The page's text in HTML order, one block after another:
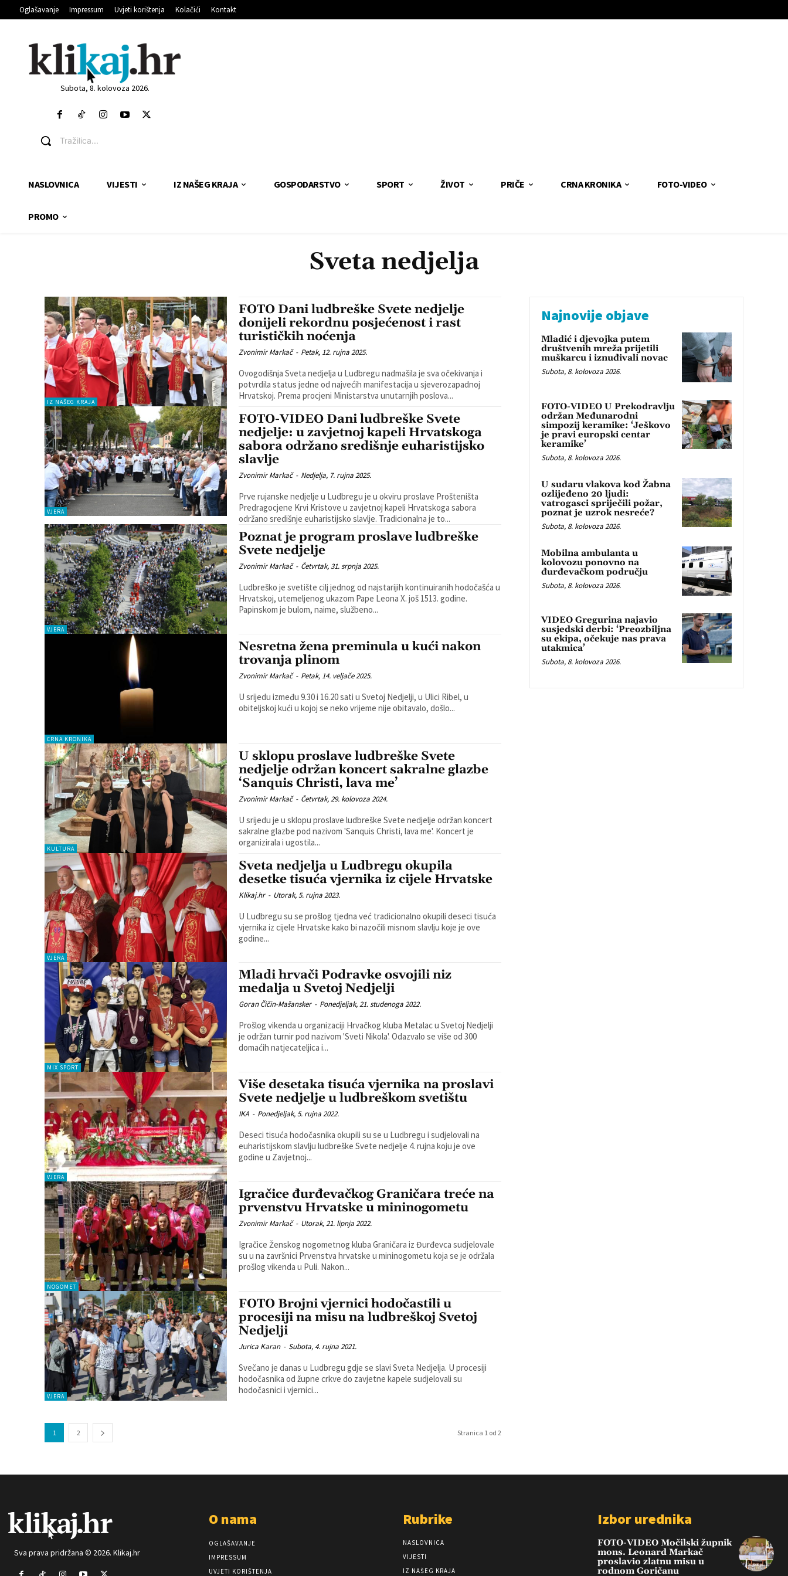
Oglašavanje Impressum Uvjeti korištenja Kolačići Kontakt
Subota, 8. kolovoza 2026.
Tražilica...
NASLOVNICA VIJESTI IZ NAŠEG KRAJA GOSPODARSTVO SPORT ŽIVOT PRIČE CRNA KRONIKA FOTO-VIDEO
PROMO
Sveta nedjelja
IZ NAŠEG KRAJA
FOTO Dani ludbreške Svete nedjelje
donijeli rekordnu posjećenost i rast
turističkih noćenja
Zvonimir Markač - Petak, 12. rujna 2025.
Ovogodišnja Sveta nedjelja u Ludbregu nadmašila je sva očekivanja i
potvrdila status jedne od najvećih manifestacija u sjeverozapadnoj
Hrvatskoj. Prema procjeni Ministarstva unutarnjih poslova...
VJERA
FOTO-VIDEO Dani ludbreške Svete
nedjelje: u zavjetnoj kapeli Hrvatskoga
sabora održano središnje euharistijsko
slavlje
Zvonimir Markač - Nedjelja, 7. rujna 2025.
Prve rujanske nedjelje u Ludbregu je u okviru proslave Prošteništa
Predragocjene Krvi Kristove u zavjetnoj kapeli Hrvatskoga sabora
održano središnje euharistijsko slavlje. Tradicionalna je to...
VJERA
Poznat je program proslave ludbreške
Svete nedjelje
Zvonimir Markač - Četvrtak, 31. srpnja 2025.
Ludbreško je svetište cilj jednog od najstarijih kontinuiranih hodočašća u
Hrvatskoj, utemeljenog ukazom Pape Leona X. još 1513. godine.
Papinskom je bulom, naime, službeno...
CRNA KRONIKA
Nesretna žena preminula u kući nakon
trovanja plinom
Zvonimir Markač - Petak, 14. veljače 2025.
U srijedu između 9.30 i 16.20 sati u Svetoj Nedjelji, u Ulici Ribel, u
obiteljskoj kući u kojoj se neko vrijeme nije obitavalo, došlo...
KULTURA
U sklopu proslave ludbreške Svete
nedjelje održan koncert sakralne glazbe
‘Sanquis Christi, lava me’
Zvonimir Markač - Četvrtak, 29. kolovoza 2024.
U srijedu je u sklopu proslave ludbreške Svete nedjelje održan koncert
sakralne glazbe pod nazivom 'Sanquis Christi, lava me'. Koncert je
organizirala i ugostila...
VJERA
Sveta nedjelja u Ludbregu okupila
desetke tisuća vjernika iz cijele Hrvatske
Klikaj.hr - Utorak, 5. rujna 2023.
U Ludbregu su se prošlog tjedna već tradicionalno okupili deseci tisuća
vjernika iz cijele Hrvatske kako bi nazočili misnom slavlju koje je ove
godine...
MIX SPORT
Mladi hrvači Podravke osvojili niz
medalja u Svetoj Nedjelji
Goran Čičin-Mašansker - Ponedjeljak, 21. studenoga 2022.
Prošlog vikenda u organizaciji Hrvačkog kluba Metalac u Svetoj Nedjelji
je održan turnir pod nazivom 'Sveti Nikola'. Odazvalo se više od 300
domaćih natjecateljica i...
VJERA
Više desetaka tisuća vjernika na proslavi
Svete nedjelje u ludbreškom svetištu
IKA - Ponedjeljak, 5. rujna 2022.
Deseci tisuća hodočasnika okupili su se u Ludbregu i sudjelovali na
euharistijskom slavlju ludbreške Svete nedjelje 4. rujna koju je ove
godine u Zavjetnoj...
NOGOMET
Igračice đurđevačkog Graničara treće na
prvenstvu Hrvatske u mininogometu
Zvonimir Markač - Utorak, 21. lipnja 2022.
Igračice Ženskog nogometnog kluba Graničara iz Đurđevca sudjelovale
su u na završnici Prvenstva hrvatske u mininogometu koja se je održala
prošlog vikenda u Puli. Nakon...
VJERA
FOTO Brojni vjernici hodočastili u
procesiji na misu na ludbreškoj Svetoj
Nedjelji
Jurica Karan - Subota, 4. rujna 2021.
Svečano je danas u Ludbregu gdje se slavi Sveta Nedjelja. U procesiji
hodočasnika od župne crkve do zavjetne kapele sudjelovali su
hodočasnici i vjernici...
1 2 Stranica 1 od 2
Najnovije objave
Mladić i djevojka putem
društvenih mreža prijetili
muškarcu i iznuđivali novac
Subota, 8. kolovoza 2026.
FOTO-VIDEO U Prekodravlju
održan Međunarodni
simpozij keramike: ‘Ješkovo
je pravi europski centar
keramike’
Subota, 8. kolovoza 2026.
U sudaru vlakova kod Žabna
ozlijeđeno 20 ljudi:
vatrogasci spriječili požar,
poznat je uzrok nesreće?
Subota, 8. kolovoza 2026.
Mobilna ambulanta u
kolovozu ponovno na
đurđevačkom području
Subota, 8. kolovoza 2026.
VIDEO Gregurina najavio
susjedski derbi: ‘Preozbiljna
su ekipa, očekuje nas prava
utakmica’
Subota, 8. kolovoza 2026.
Sva prava pridržana © 2026. Klikaj.hr
O nama
OGLAŠAVANJE
IMPRESSUM
UVJETI KORIŠTENJA
Rubrike
NASLOVNICA
VIJESTI
IZ NAŠEG KRAJA
Izbor urednika
FOTO-VIDEO Močilski župnik
mons. Leonard Markač
proslavio zlatnu misu u
rodnom Goričanu